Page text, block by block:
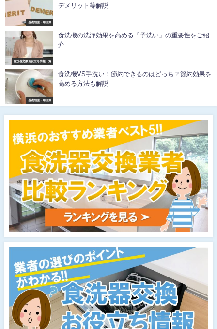
基礎知識・用語集
デメリット等解説
食洗器交換お役立ち情報一覧
食洗機の洗浄効果を高める「予洗い」の重要性をご紹
介
基礎知識・用語集
食洗機VS手洗い！節約できるのはどっち？節約効果を
高める方法も解説